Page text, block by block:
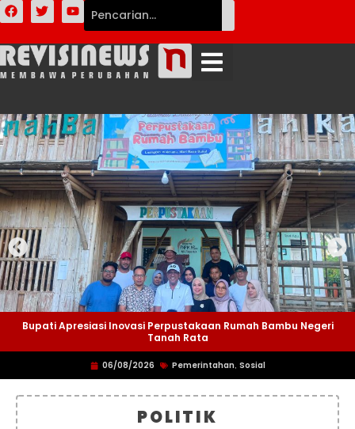
Bupati Apresiasi Inovasi Perpustakaan Rumah Bambu Negeri
Tanah Rata
06/08/2026 Pemerintahan, Sosial
POLITIK